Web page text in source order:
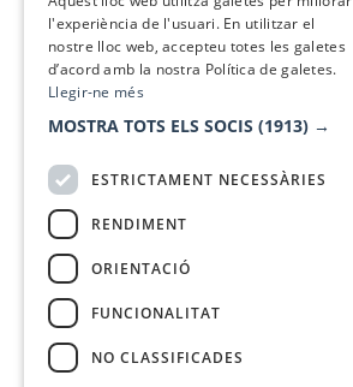
l'experiència de l'usuari. En utilitzar el
nostre lloc web, accepteu totes les galetes
d’acord amb la nostra Política de galetes.
Llegir-ne més
MOSTRA TOTS ELS SOCIS (1913) →
ESTRICTAMENT NECESSÀRIES
RENDIMENT
ORIENTACIÓ
FUNCIONALITAT
NO CLASSIFICADES